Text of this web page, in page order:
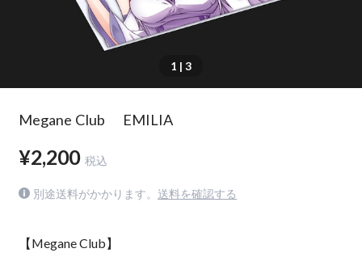
1 | 3
Megane Club EMILIA
¥2,200 税込
別途送料がかかります。 送料を確認する
【Megane Club】